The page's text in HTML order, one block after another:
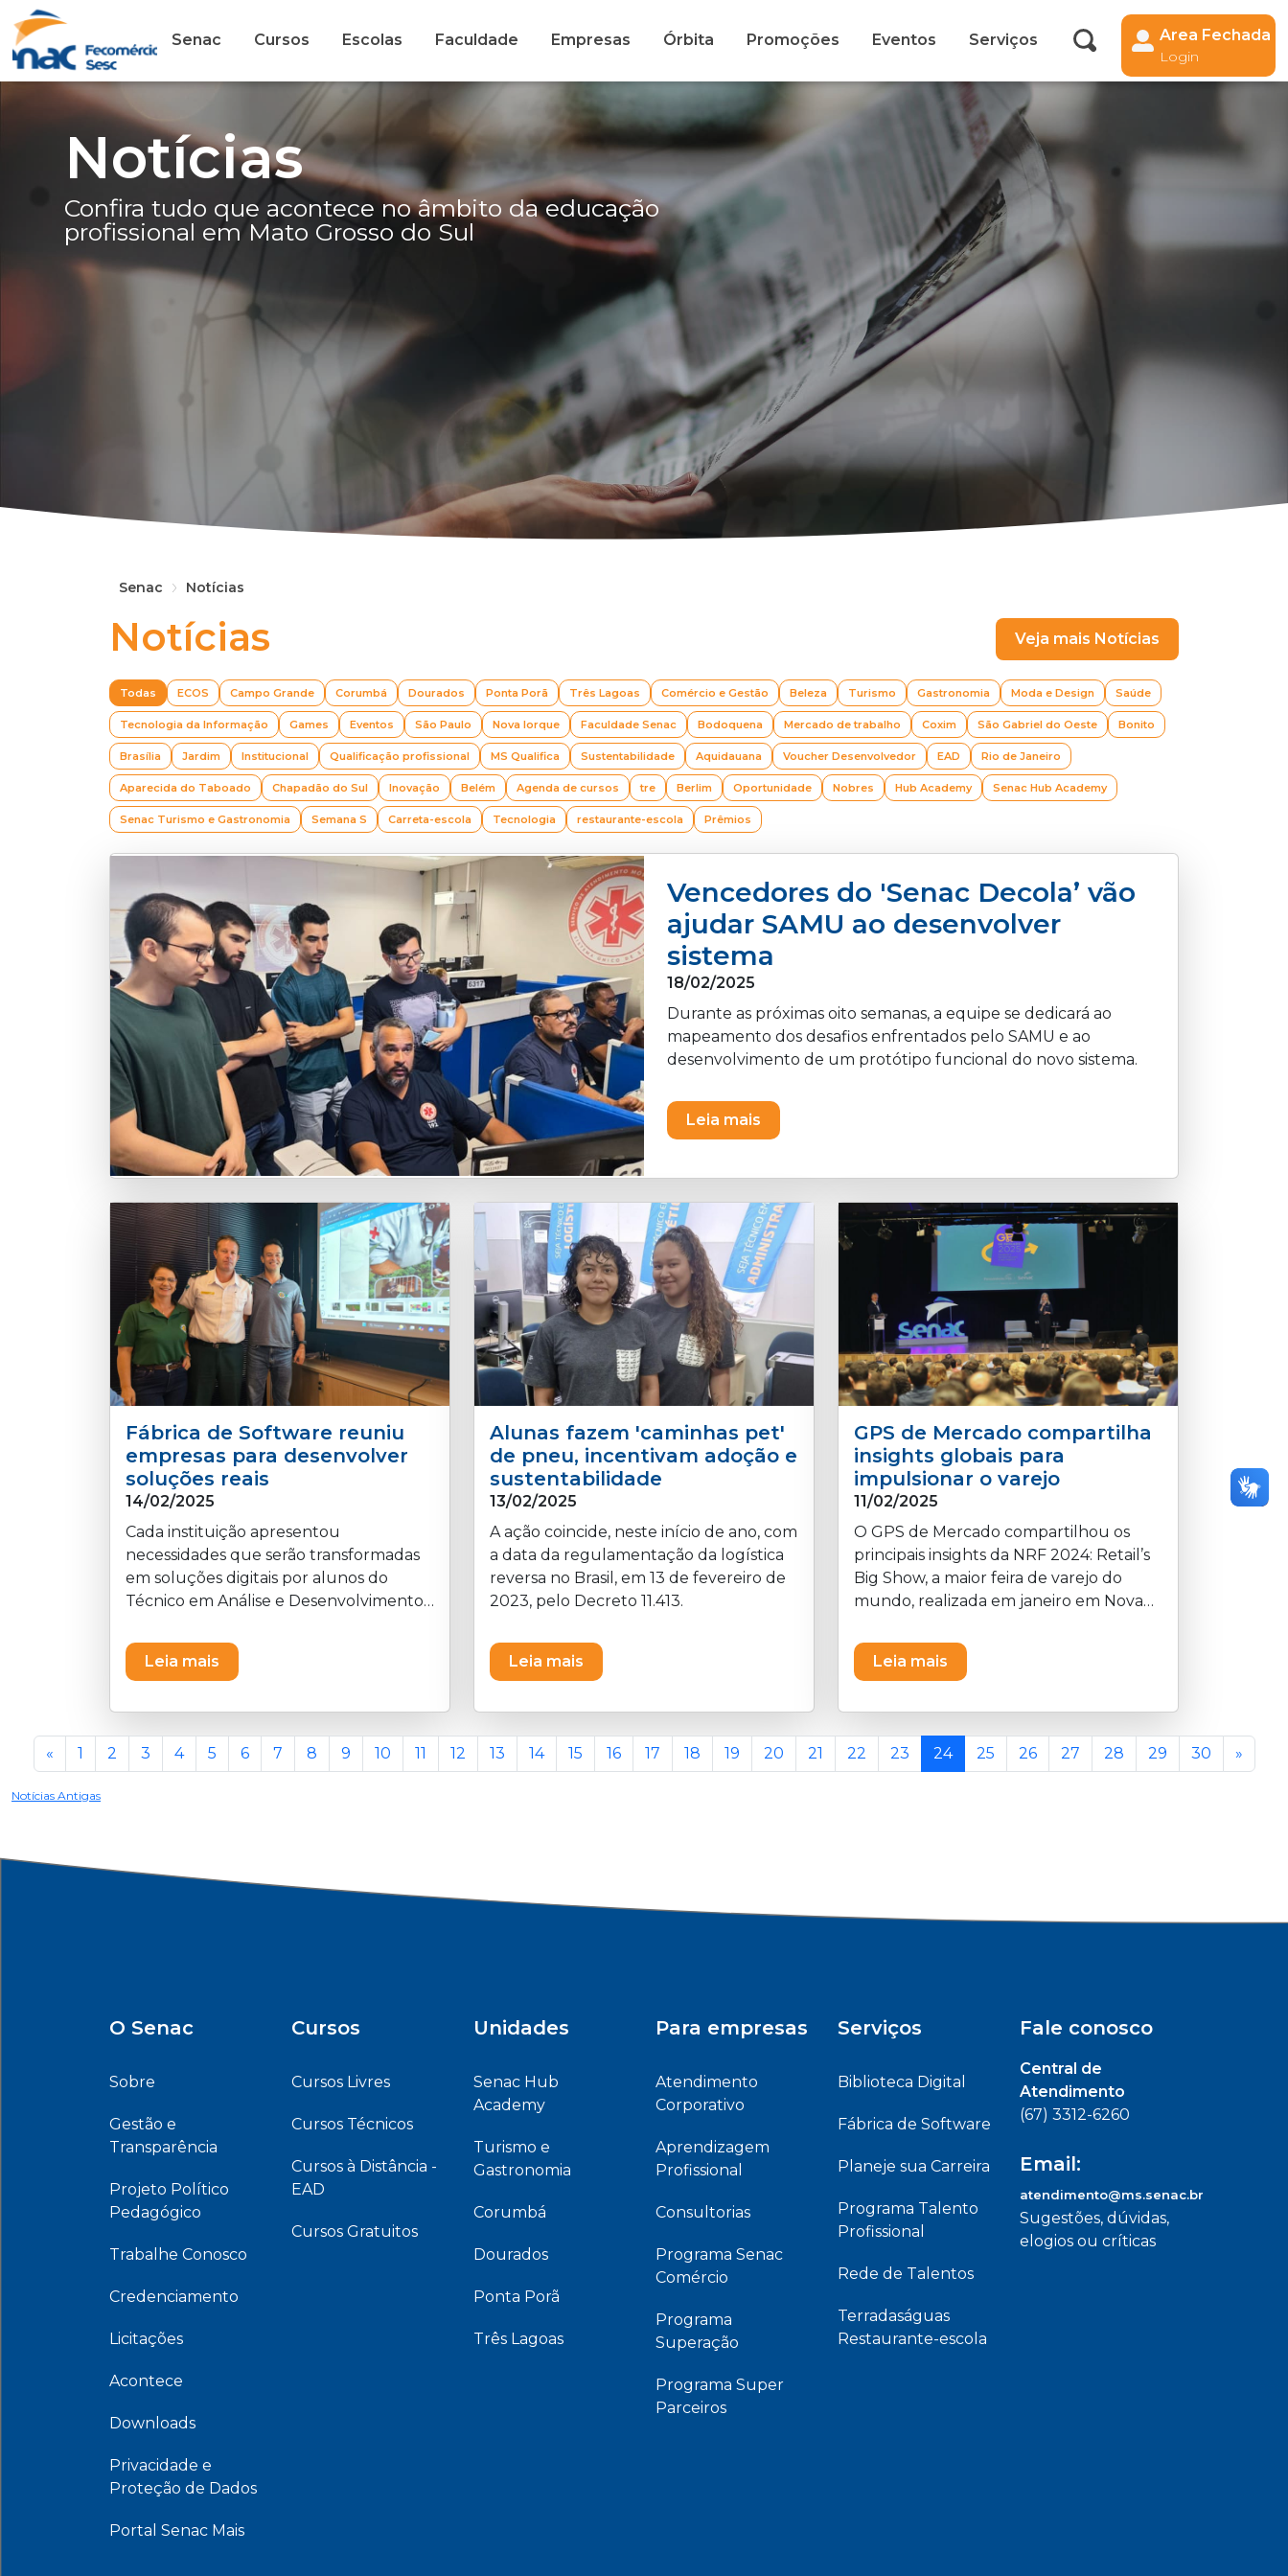
Senac Cursos Escolas Faculdade Empresas Órbita Promoções Eventos Serviços Area Fechada
Login
Notícias
Confira tudo que acontece no âmbito da educação
profissional em Mato Grosso do Sul
Senac Notícias
Notícias Veja mais Notícias
Todas ECOS Campo Grande Corumbá Dourados Ponta Porã Três Lagoas Comércio e Gestão Beleza Turismo Gastronomia Moda e Design Saúde
Tecnologia da Informação Games Eventos São Paulo Nova Iorque Faculdade Senac Bodoquena Mercado de trabalho Coxim São Gabriel do Oeste Bonito
Brasília Jardim Institucional Qualificação profissional MS Qualifica Sustentabilidade Aquidauana Voucher Desenvolvedor EAD Rio de Janeiro
Aparecida do Taboado Chapadão do Sul Inovação Belém Agenda de cursos tre Berlim Oportunidade Nobres Hub Academy Senac Hub Academy
Senac Turismo e Gastronomia Semana S Carreta-escola Tecnologia restaurante-escola Prêmios
Vencedores do 'Senac Decola’ vão
ajudar SAMU ao desenvolver
sistema
18/02/2025
Durante as próximas oito semanas, a equipe se dedicará ao
mapeamento dos desafios enfrentados pelo SAMU e ao
desenvolvimento de um protótipo funcional do novo sistema.
Leia mais
Fábrica de Software reuniu
empresas para desenvolver
soluções reais
14/02/2025
Cada instituição apresentou
necessidades que serão transformadas
em soluções digitais por alunos do
Técnico em Análise e Desenvolvimento
Leia mais
Alunas fazem 'caminhas pet'
de pneu, incentivam adoção e
sustentabilidade
13/02/2025
A ação coincide, neste início de ano, com
a data da regulamentação da logística
reversa no Brasil, em 13 de fevereiro de
2023, pelo Decreto 11.413.
Leia mais
GPS de Mercado compartilha
insights globais para
impulsionar o varejo
11/02/2025
O GPS de Mercado compartilhou os
principais insights da NRF 2024: Retail’s
Big Show, a maior feira de varejo do
mundo, realizada em janeiro em Nova
Leia mais
« 1 2 3 4 5 6 7 8 9 10 11 12 13 14 15 16 17 18 19 20 21 22 23 24 25 26 27 28 29 30 »
Notícias Antigas
O Senac
Sobre
Gestão e
Transparência
Projeto Político
Pedagógico
Trabalhe Conosco
Credenciamento
Licitações
Acontece
Downloads
Privacidade e
Proteção de Dados
Portal Senac Mais
Cursos
Cursos Livres
Cursos Técnicos
Cursos à Distância -
EAD
Cursos Gratuitos
Unidades
Senac Hub
Academy
Turismo e
Gastronomia
Corumbá
Dourados
Ponta Porã
Três Lagoas
Para empresas
Atendimento
Corporativo
Aprendizagem
Profissional
Consultorias
Programa Senac
Comércio
Programa
Superação
Programa Super
Parceiros
Serviços
Biblioteca Digital
Fábrica de Software
Planeje sua Carreira
Programa Talento
Profissional
Rede de Talentos
Terradaságuas
Restaurante-escola
Fale conosco
Central de
Atendimento
(67) 3312-6260
Email:
atendimento@ms.senac.br
Sugestões, dúvidas,
elogios ou críticas